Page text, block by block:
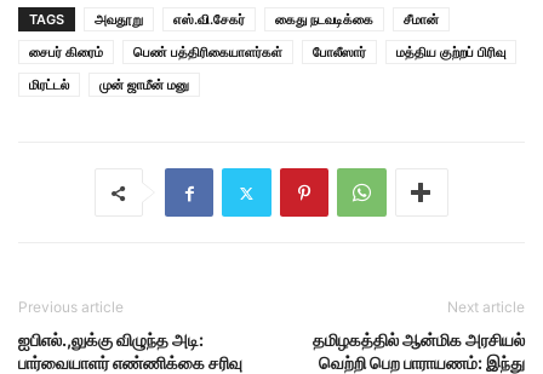
TAGS அவதூறு எஸ்.வி.சேகர் கைது நடவடிக்கை
சீமான்
சைபர் கிரைம்
பெண் பத்திரிகையாளர்கள் போலீஸார்
மத்திய குற்றப் பிரிவு
மிரட்டல்
முன் ஜாமீன் மனு
Previous article
ஐபிஎல்.,லுக்கு விழுந்த அடி:
பார்வையாளர் எண்ணிக்கை சரிவு
Next article
தமிழகத்தில் ஆன்மிக அரசியல்
வெற்றி பெற பாராயணம்: இந்து